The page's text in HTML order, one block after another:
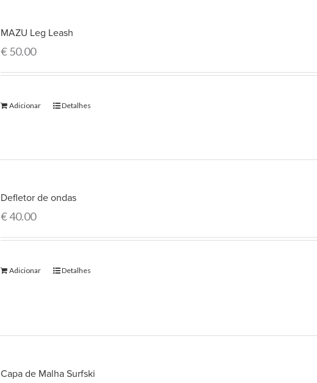
MAZU Leg Leash
€50.00
Adicionar Detalhes
Defletor de ondas
€40.00
Adicionar Detalhes
Capa de Malha Surfski